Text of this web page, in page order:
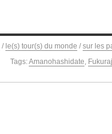
/ le(s) tour(s) du monde / sur les
Tags:Amanohashidate